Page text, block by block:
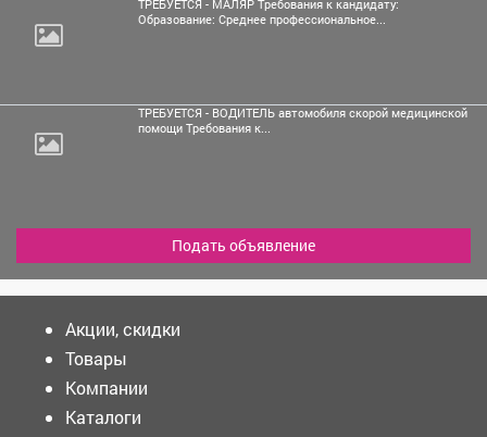
ТРЕБУЕТСЯ - МАЛЯР Требования к кандидату:
Образование: Среднее профессиональное...
ТРЕБУЕТСЯ - ВОДИТЕЛЬ автомобиля скорой медицинской
помощи Требования к...
Подать объявление
Акции, скидки
Товары
Компании
Каталоги